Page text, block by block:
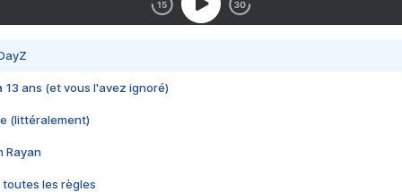
13 ans (et vous l'avez ignoré)
(littéralement)
Rayan
toutes les règles